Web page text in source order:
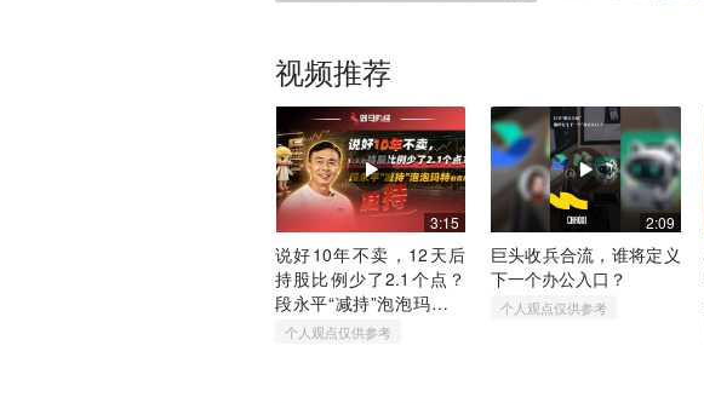
视频推荐
3:15
说好10年不卖，12天后
持股比例少了2.1个点？
段永平“减持”泡泡玛特的
真相
个人观点仅供参考
2:09
巨头收兵合流，谁将定义
下一个办公入口？
个人观点仅供参考